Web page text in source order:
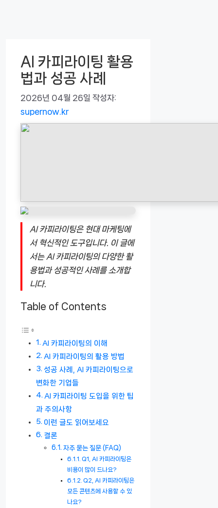
AI 카피라이팅 활용
법과 성공 사례
2026년 04월 26일 작성자:
supernow.kr
AI 카피라이팅은 현대 마케팅에
서 혁신적인 도구입니다. 이 글에
서는 AI 카피라이팅의 다양한 활
용법과 성공적인 사례를 소개합
니다.
Table of Contents
AI 카피라이팅의 이해
AI 카피라이팅의 활용 방법
성공 사례, AI 카피라이팅으로
변화한 기업들
AI 카피라이팅 도입을 위한 팁
과 주의사항
이런 글도 읽어보세요
결론
자주 묻는 질문 (FAQ)
Q1, AI 카피라이팅은
비용이 많이 드나요?
Q2, AI 카피라이팅은
모든 콘텐츠에 사용할 수 있
나요?